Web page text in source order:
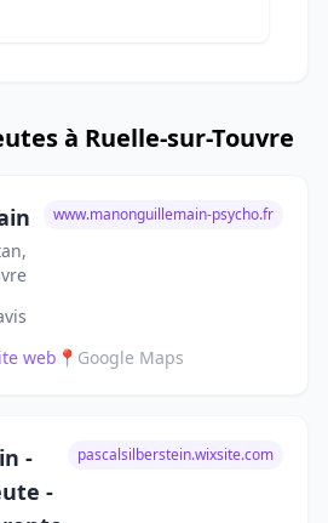
à Ruelle-sur-Touvre
www.manonguillemain-psycho.fr
web 📍 Google Maps
-
-
pascalsilberstein.wixsite.com